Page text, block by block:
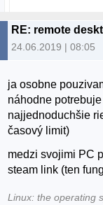
RE: remote
24.06.2019 | 08:05
ja osobne
náhodne
najjednoduchšie
časový limit)
medzi svojimi PC
steam link (ten
Linux: the operating